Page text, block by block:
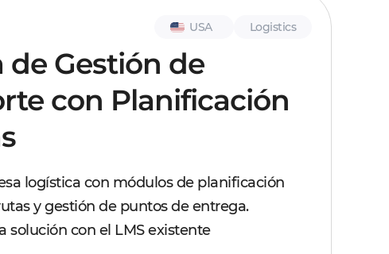
USA Logistics
de Gestión de
con Planificación
logística con módulos de planificación
y gestión de puntos de entrega.
solución con el LMS existente